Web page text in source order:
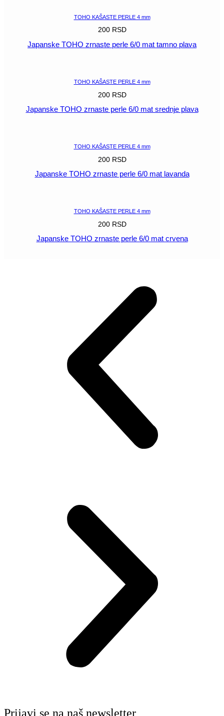
TOHO KAŠASTE PERLE 4 mm
200 RSD
Japanske TOHO zrnaste perle 6/0 mat tamno plava
TOHO KAŠASTE PERLE 4 mm
200 RSD
Japanske TOHO zrnaste perle 6/0 mat srednje plava
TOHO KAŠASTE PERLE 4 mm
200 RSD
Japanske TOHO zrnaste perle 6/0 mat lavanda
TOHO KAŠASTE PERLE 4 mm
200 RSD
Japanske TOHO zrnaste perle 6/0 mat crvena
Prijavi se na naš newsletter